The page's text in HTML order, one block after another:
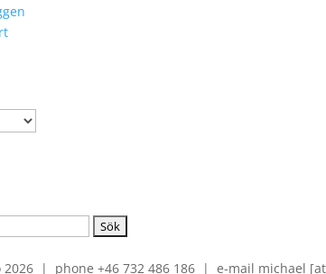
| phone +46 732 486 186 | e-mail michael